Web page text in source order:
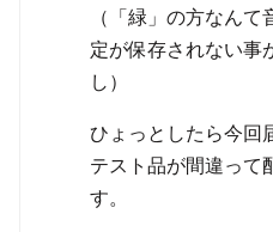
（「緑」の方なん
定が保存されない事
し）
ひょっとしたら今回
テスト品が間違って
す。